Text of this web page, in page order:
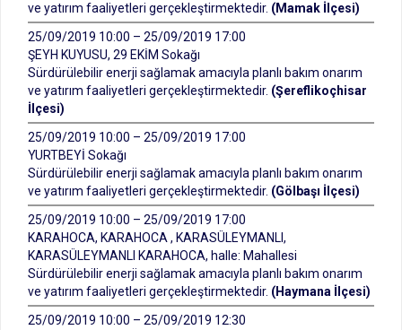
ve yatırım faaliyetleri gerçekleştirmektedir. (Mamak İlçesi)
25/09/2019 10:00 – 25/09/2019 17:00
ŞEYH KUYUSU, 29 EKİM Sokağı
Sürdürülebilir enerji sağlamak amacıyla planlı bakım onarım
ve yatırım faaliyetleri gerçekleştirmektedir. (Şereflikoçhisar
İlçesi)
25/09/2019 10:00 – 25/09/2019 17:00
YURTBEYİ Sokağı
Sürdürülebilir enerji sağlamak amacıyla planlı bakım onarım
ve yatırım faaliyetleri gerçekleştirmektedir. (Gölbaşı İlçesi)
25/09/2019 10:00 – 25/09/2019 17:00
KARAHOCA, KARAHOCA , KARASÜLEYMANLI,
KARASÜLEYMANLI KARAHOCA, halle: Mahallesi
Sürdürülebilir enerji sağlamak amacıyla planlı bakım onarım
ve yatırım faaliyetleri gerçekleştirmektedir. (Haymana İlçesi)
25/09/2019 10:00 – 25/09/2019 12:30